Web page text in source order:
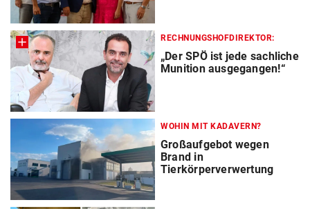
RECHNUNGSHOFDIREKTOR:
„Der SPÖ ist jede sachliche
Munition ausgegangen!“
WOHIN MIT KADAVERN?
Großaufgebot wegen
Brand in
Tierkörperverwertung